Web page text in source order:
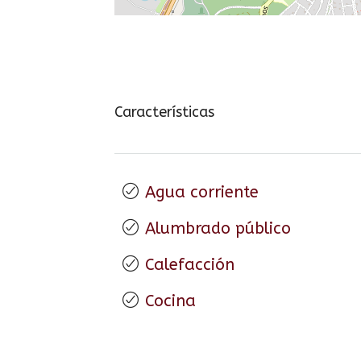
Características
Agua corriente
Alumbrado público
Calefacción
Cocina